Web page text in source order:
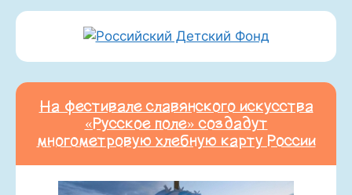
На фестивале славянского искусства
«Русское поле» создадут
многометровую хлебную карту России